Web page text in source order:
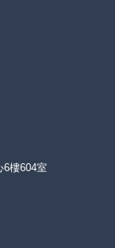
6樓604室